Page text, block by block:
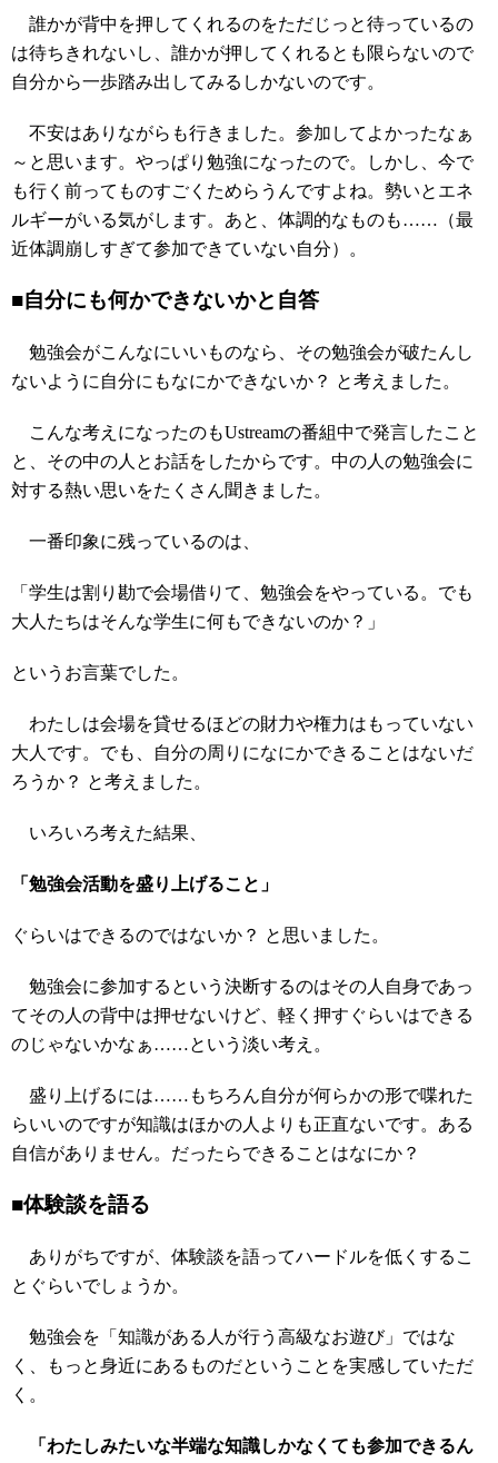
誰かが背中を押してくれるのをただじっと待っているの
は待ちきれないし、誰かが押してくれるとも限らないので
自分から一歩踏み出してみるしかないのです。
不安はありながらも行きました。参加してよかったなぁ
～と思います。やっぱり勉強になったので。しかし、今で
も行く前ってものすごくためらうんですよね。勢いとエネ
ルギーがいる気がします。あと、体調的なものも……（最
近体調崩しすぎて参加できていない自分）。
■自分にも何かできないかと自答
勉強会がこんなにいいものなら、その勉強会が破たんし
ないように自分にもなにかできないか？ と考えました。
こんな考えになったのもUstreamの番組中で発言したこと
と、その中の人とお話をしたからです。中の人の勉強会に
対する熱い思いをたくさん聞きました。
一番印象に残っているのは、
「学生は割り勘で会場借りて、勉強会をやっている。でも
大人たちはそんな学生に何もできないのか？」
というお言葉でした。
わたしは会場を貸せるほどの財力や権力はもっていない
大人です。でも、自分の周りになにかできることはないだ
ろうか？ と考えました。
いろいろ考えた結果、
「勉強会活動を盛り上げること」
ぐらいはできるのではないか？ と思いました。
勉強会に参加するという決断するのはその人自身であっ
てその人の背中は押せないけど、軽く押すぐらいはできる
のじゃないかなぁ……という淡い考え。
盛り上げるには……もちろん自分が何らかの形で喋れた
らいいのですが知識はほかの人よりも正直ないです。ある
自信がありません。だったらできることはなにか？
■体験談を語る
ありがちですが、体験談を語ってハードルを低くするこ
とぐらいでしょうか。
勉強会を「知識がある人が行う高級なお遊び」ではな
く、もっと身近にあるものだということを実感していただ
く。
「わたしみたいな半端な知識しかなくても参加できるん